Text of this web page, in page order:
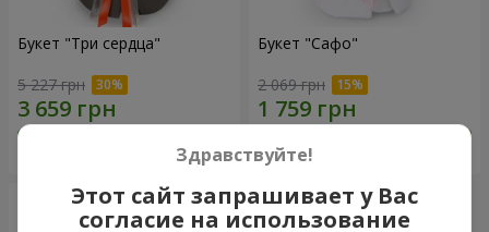
Букет "Три сердца"
5 227 грн
Букет "Сафо"
2 069 грн
Здравствуйте!
Этот сайт запрашивает у Вас
согласие на использование